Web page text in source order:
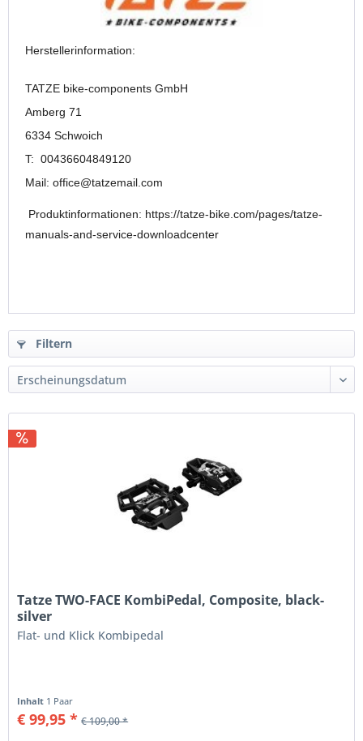
Herstellerinformation:
TATZE bike-components GmbH
Amberg 71
6334 Schwoich
T: 00436604849120
Mail: office@tatzemail.com
Produktinformationen: https://tatze-bike.com/pages/tatze-
manuals-and-service-downloadcenter
Filtern
Tatze TWO-FACE KombiPedal, Composite, black-
silver
Flat- und Klick Kombipedal
Inhalt 1 Paar
€ 99,95 * € 109,00 *